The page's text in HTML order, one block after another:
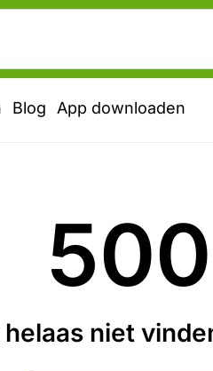
Blog App downloaden
500
niet